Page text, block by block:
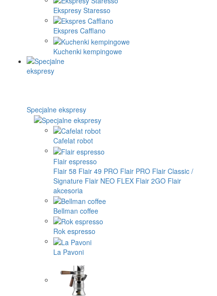
Ekspresy Staresso
Ekspres Cafflano
Kuchenki kempingowe
Specjalne ekspresy
Cafelat robot
Flair espresso
Flair 58 Flair 49 PRO Flair PRO Flair Classic /
Signature Flair NEO FLEX Flair 2GO Flair
akcesoria
Bellman coffee
Rok espresso
La Pavoni